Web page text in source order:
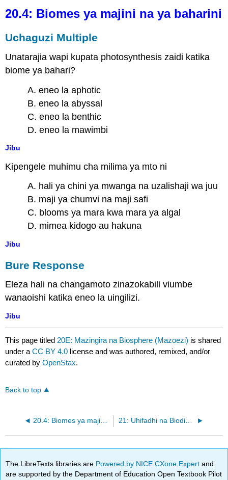
20.4: Biomes ya majini na ya baharini
Uchaguzi Multiple
Unatarajia wapi kupata photosynthesis zaidi katika
biome ya bahari?
A. eneo la aphotic
B. eneo la abyssal
C. eneo la benthic
D. eneo la mawimbi
Jibu
Kipengele muhimu cha milima ya mto ni
A. hali ya chini ya mwanga na uzalishaji wa juu
B. maji ya chumvi na maji safi
C. blooms ya mara kwa mara ya algal
D. mimea kidogo au hakuna
Jibu
Bure Response
Eleza hali na changamoto zinazokabili viumbe
wanaoishi katika eneo la uingilizi.
Jibu
This page titled 20E: Mazingira na Biosphere (Mazoezi) is shared
under aCC BY 4.0 license and was authored, remixed, and/or
curated byOpenStax.
Back to top
20.4: Biomes ya majini na ya baharini 21: Uhifadhi na Biodiversity
The LibreTexts libraries are Powered by NICE CXone Expertand
are supported by the Department of Education Open Textbook Pilot